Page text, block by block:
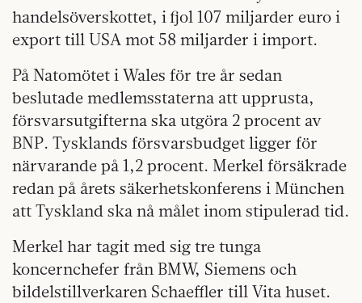
handelsöverskottet, i fjol 107 miljarder euro i
export till USA mot 58 miljarder i import.
På Natomötet i Wales för tre år sedan
beslutade medlemsstaterna att upprusta,
försvarsutgifterna ska utgöra 2 procent av
BNP. Tysklands försvarsbudget ligger för
närvarande på 1,2 procent. Merkel försäkrade
redan på årets säkerhetskonferens i München
att Tyskland ska nå målet inom stipulerad tid.
Merkel har tagit med sig tre tunga
koncernchefer från BMW, Siemens och
bildelstillverkaren Schaeffler till Vita huset.